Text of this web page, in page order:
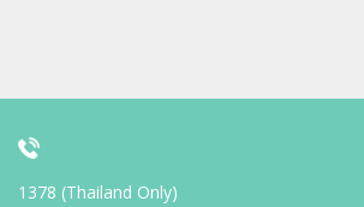
1378 (Thailand Only)